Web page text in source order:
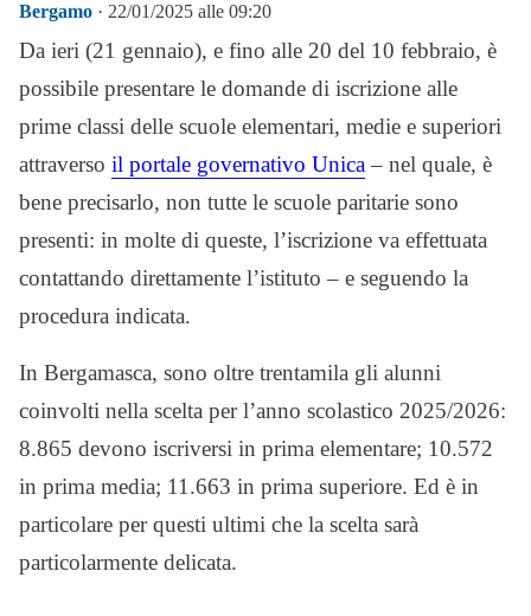
Bergamo · 22/01/2025 alle 09:20
Da ieri (21 gennaio), e fino alle 20 del 10 febbraio, è
possibile presentare le domande di iscrizione alle
prime classi delle scuole elementari, medie e superiori
attraverso il portale governativo Unica– nel quale, è
bene precisarlo, non tutte le scuole paritarie sono
presenti: in molte di queste, l’iscrizione va effettuata
contattando direttamente l’istituto – e seguendo la
procedura indicata.
In Bergamasca, sono oltre trentamila gli alunni
coinvolti nella scelta per l’anno scolastico 2025/2026:
8.865 devono iscriversi in prima elementare; 10.572
in prima media; 11.663 in prima superiore. Ed è in
particolare per questi ultimi che la scelta sarà
particolarmente delicata.